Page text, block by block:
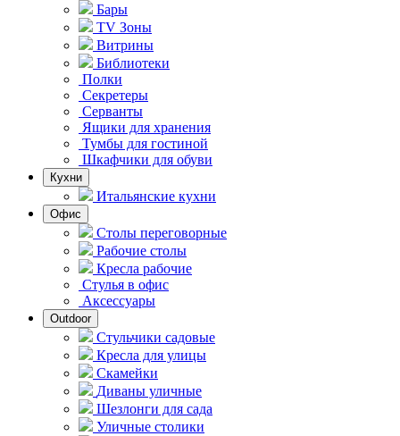
Бары
TV Зоны
Витрины
Библиотеки
Полки
Секретеры
Серванты
Ящики для хранения
Тумбы для гостиной
Шкафчики для обуви
Кухни
Итальянские кухни
Офис
Столы переговорные
Рабочие столы
Кресла рабочие
Стулья в офис
Аксессуары
Outdoor
Стульчики садовые
Кресла для улицы
Скамейки
Диваны уличные
Шезлонги для сада
Уличные столики